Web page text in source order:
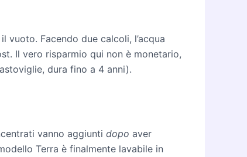
Facendo due calcoli, l’acqua
Il vero risparmio qui non è monetario,
dura fino a 4 anni).
vanno aggiunti dopo aver
Terra è finalmente lavabile in